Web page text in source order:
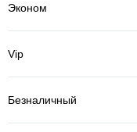
Эконом
Vip
Безналичный